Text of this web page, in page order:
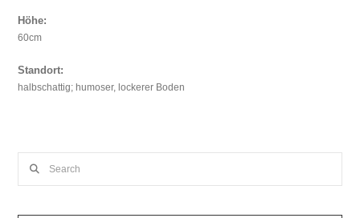
Höhe:
60cm
Standort:
halbschattig; humoser, lockerer Boden